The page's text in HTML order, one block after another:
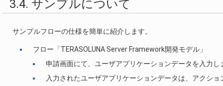
3.4. サンプルについて
サンプルフローの仕様を簡単に紹介します。
フロー「TERASOLUNA Server Framework開発モデル」
申請画面にて、ユーザアプリケーションデータを入力し
入力されたユーザアプリケーションデータは、アクシ